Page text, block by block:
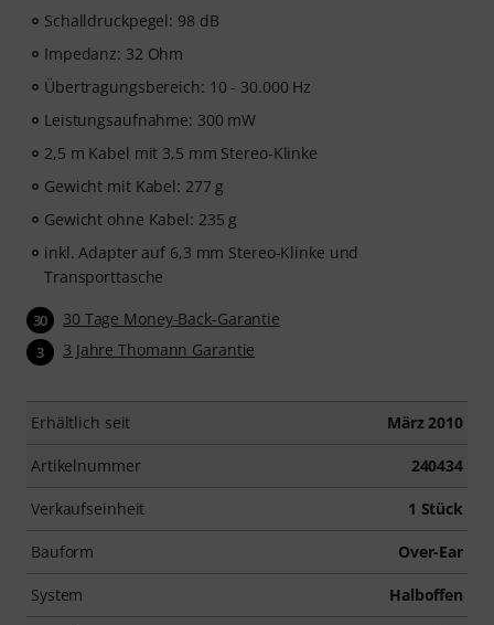
Schalldruckpegel: 98 dB
Impedanz: 32 Ohm
Übertragungsbereich: 10 - 30.000 Hz
Leistungsaufnahme: 300 mW
2,5 m Kabel mit 3,5 mm Stereo-Klinke
Gewicht mit Kabel: 277 g
Gewicht ohne Kabel: 235 g
inkl. Adapter auf 6,3 mm Stereo-Klinke und
Transporttasche
30 30 Tage Money-Back-Garantie
3 3 Jahre Thomann Garantie
Erhältlich seit März 2010
Artikelnummer 240434
Verkaufseinheit 1 Stück
Bauform Over-Ear
System Halboffen